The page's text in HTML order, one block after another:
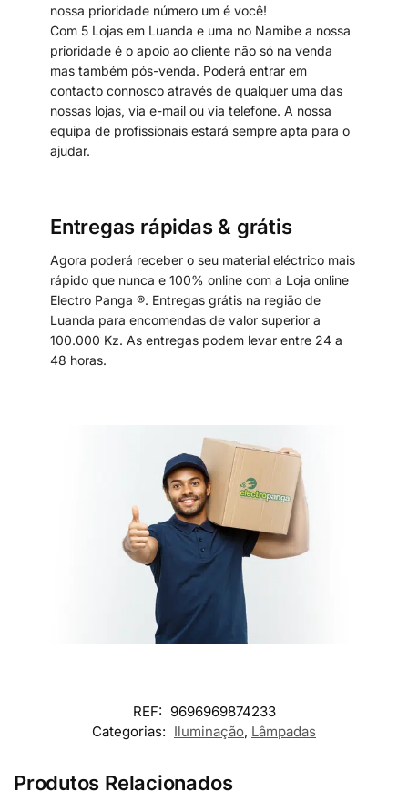
nossa prioridade número um é você!
Com 5 Lojas em Luanda e uma no Namibe a nossa
prioridade é o apoio ao cliente não só na venda
mas também pós-venda. Poderá entrar em
contacto connosco através de qualquer uma das
nossas lojas, via e-mail ou via telefone. A nossa
equipa de profissionais estará sempre apta para o
ajudar.
Entregas rápidas & grátis
Agora poderá receber o seu material eléctrico mais
rápido que nunca e 100% online com a Loja online
Electro Panga ®. Entregas grátis na região de
Luanda para encomendas de valor superior a
100.000 Kz. As entregas podem levar entre 24 a
48 horas.
REF: 9696969874233
Categorias: Iluminação, Lâmpadas
Produtos Relacionados